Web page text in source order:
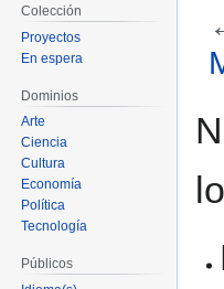
Colección
Proyectos
En espera
Dominios
Arte
Ciencia
Cultura
Economía
Política
Tecnología
Públicos